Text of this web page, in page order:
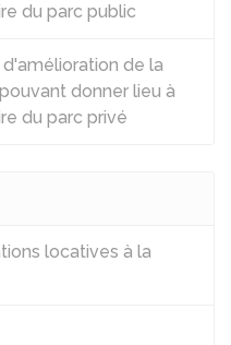
du parc public
de la
donner lieu à
du parc privé
locatives à la